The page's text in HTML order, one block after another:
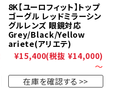
8K【ユーロフィット】トップ
ゴーグル レッドミラーシン
グルレンズ 眼鏡対応
Grey/Black/Yellow
ariete(アリエテ)
¥15,400(税抜 ¥14,000)
～
在庫を確認する